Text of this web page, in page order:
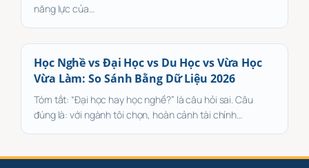
năng lực của…
Học Nghề vs Đại Học vs Du Học vs Vừa Học
Vừa Làm: So Sánh Bằng Dữ Liệu 2026
Tóm tắt: “Đại học hay học nghề?” là câu hỏi sai. Câu
đúng là: với ngành tôi chọn, hoàn cảnh tài chính…